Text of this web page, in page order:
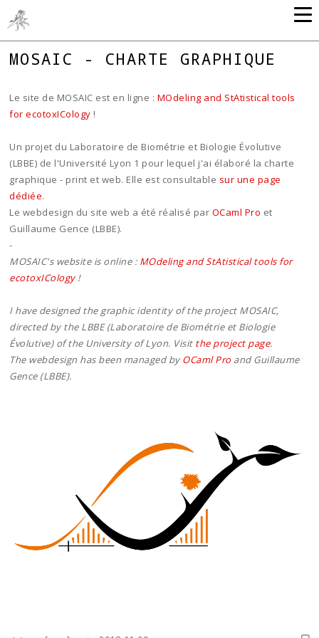
MOSAIC - CHARTE GRAPHIQUE
Le site de MOSAIC est en ligne : MOdeling and StAtistical tools
for ecotoxICology !
Un projet du Laboratoire de Biométrie et Biologie Évolutive
(LBBE) de l'Université Lyon 1 pour lequel j'ai élaboré la charte
graphique - print et web. Elle est consultable sur une page
dédiée.
Le webdesign du site web a été réalisé par OCaml Pro et
Guillaume Gence (LBBE).
-
MOSAIC's website is online : MOdeling and StAtistical tools for
ecotoxICology!
I have designed the graphic identity of the project MOSAIC,
directed by the LBBE (Laboratoire de Biométrie et Biologie
Évolutive) of the University of Lyon. Visitthe project page.
The webdesign has been managed by OCaml Proand Guillaume
Gence (LBBE).